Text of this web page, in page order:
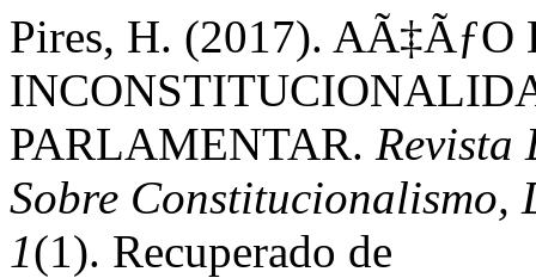
Pires, H. (2017). AÃ‡ÃƒO
PARLAMENTAR. Revista
Sobre Constitucionalismo,
1(1). Recuperado de